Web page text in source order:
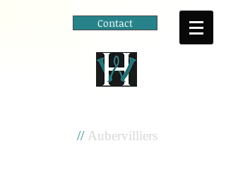
Contact
//Aubervilliers